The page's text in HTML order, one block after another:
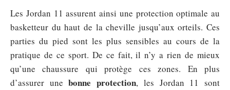
Les Jordan 11 assurent ainsi une protection optimale au
basketteur du haut de la cheville jusqu’aux orteils. Ces
parties du pied sont les plus sensibles au cours de la
pratique de ce sport. De ce fait, il n’y a rien de mieux
qu’une chaussure qui protège ces zones. En plus
d’assurer unebonne protection, les Jordan 11 sont